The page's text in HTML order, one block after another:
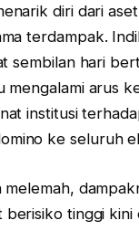
diri dari
terdampak.
sembilan hari
arus
institusi
ke seluruh
tinggi